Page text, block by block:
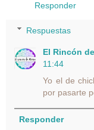
Responder
Respuestas
El Rincón
11:44
Yo el de
por pasarte
Responder